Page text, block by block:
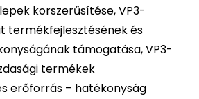
korszerűsítése, VP3-
termékfejlesztésének és
támogatása, VP3-
termékek
erőforrás – hatékonyság